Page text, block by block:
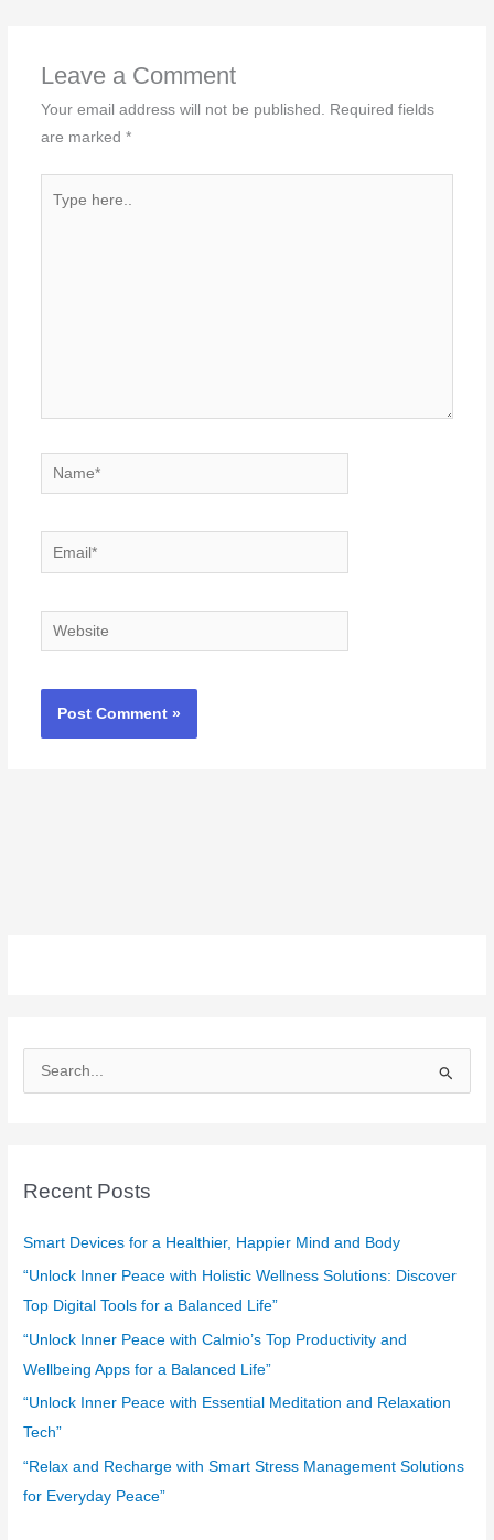
Leave a Comment
Your email address will not be published. Required fields
are marked *
Name*
Email*
Website
e
c
f
o
r
Recent Posts
Smart Devices for a Healthier, Happier Mind and Body
“Unlock Inner Peace with Holistic Wellness Solutions: Discover
Top Digital Tools for a Balanced Life”
“Unlock Inner Peace with Calmio’s Top Productivity and
Wellbeing Apps for a Balanced Life”
“Unlock Inner Peace with Essential Meditation and Relaxation
Tech”
“Relax and Recharge with Smart Stress Management Solutions
for Everyday Peace”